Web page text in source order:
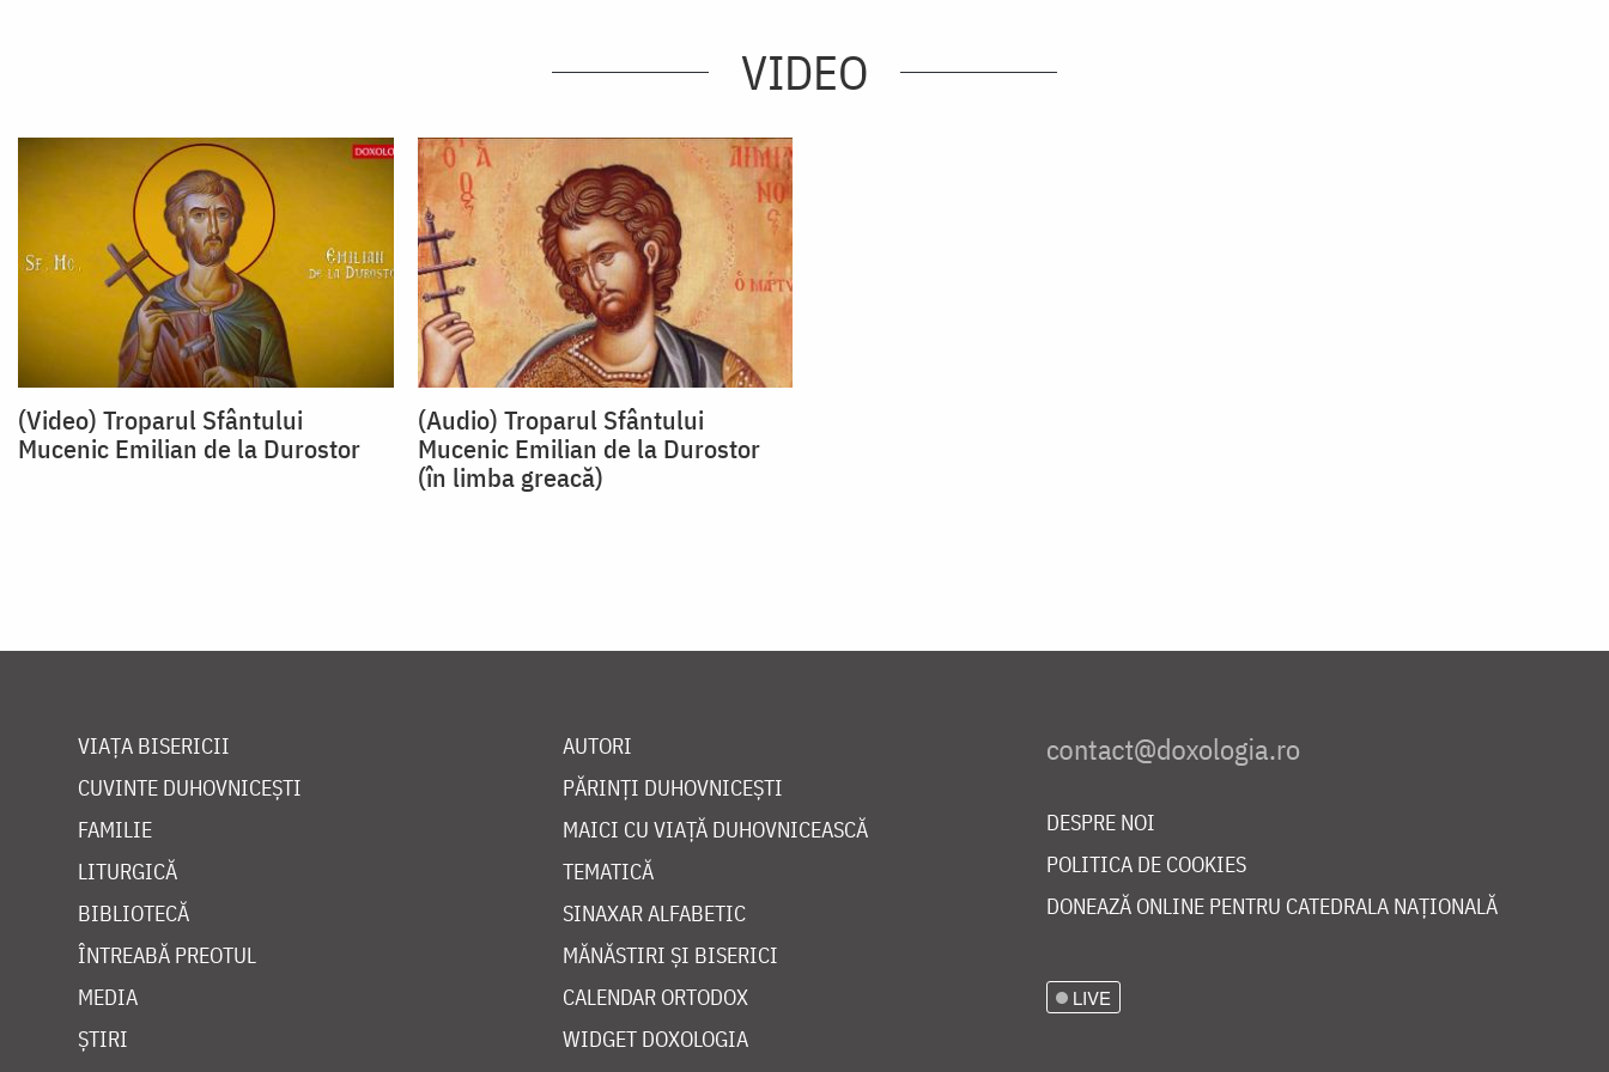
VIDEO
(Video) Troparul Sfântului
Mucenic Emilian de la Durostor
(Audio) Troparul Sfântului
Mucenic Emilian de la Durostor
(în limba greacă)
VIAȚA BISERICII
CUVINTE DUHOVNICEȘTI
FAMILIE
LITURGICĂ
BIBLIOTECĂ
ÎNTREABĂ PREOTUL
MEDIA
ȘTIRI
AUTORI
PĂRINȚI DUHOVNICEȘTI
MAICI CU VIAȚĂ DUHOVNICEASCĂ
TEMATICĂ
SINAXAR ALFABETIC
MĂNĂSTIRI ȘI BISERICI
CALENDAR ORTODOX
WIDGET DOXOLOGIA
DESPRE NOI
POLITICA DE COOKIES
DONEAZĂ ONLINE PENTRU CATEDRALA NAȚIONALĂ
LIVE